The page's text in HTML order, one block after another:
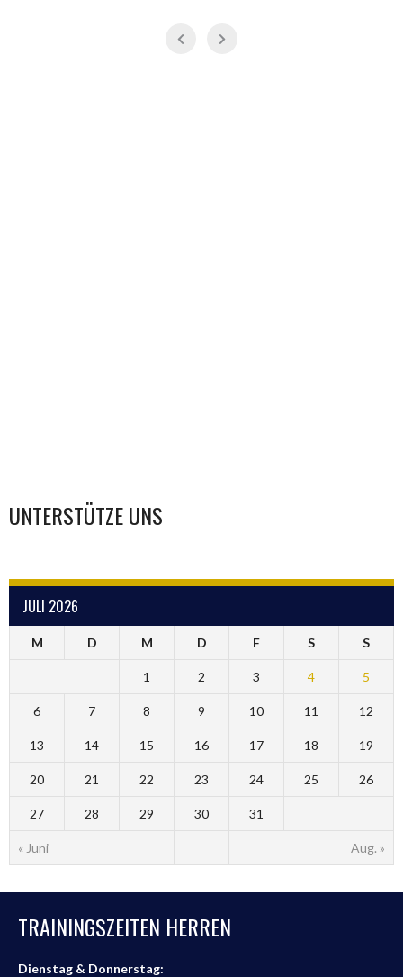
UNTERSTÜTZE UNS
JULI 2026
M D M D F S S
« Juni Aug. »
1 2 3 4 5
6 7 8 9 10 11 12
13 14 15 16 17 18 19
20 21 22 23 24 25 26
27 28 29 30 31
TRAININGSZEITEN HERREN
Dienstag & Donnerstag: